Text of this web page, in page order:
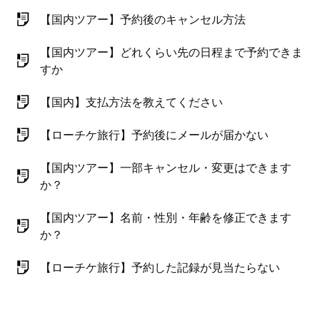
【国内ツアー】予約後のキャンセル方法
【国内ツアー】どれくらい先の日程まで予約できま
すか
【国内】支払方法を教えてください
【ローチケ旅行】予約後にメールが届かない
【国内ツアー】一部キャンセル・変更はできます
か？
【国内ツアー】名前・性別・年齢を修正できます
か？
【ローチケ旅行】予約した記録が見当たらない